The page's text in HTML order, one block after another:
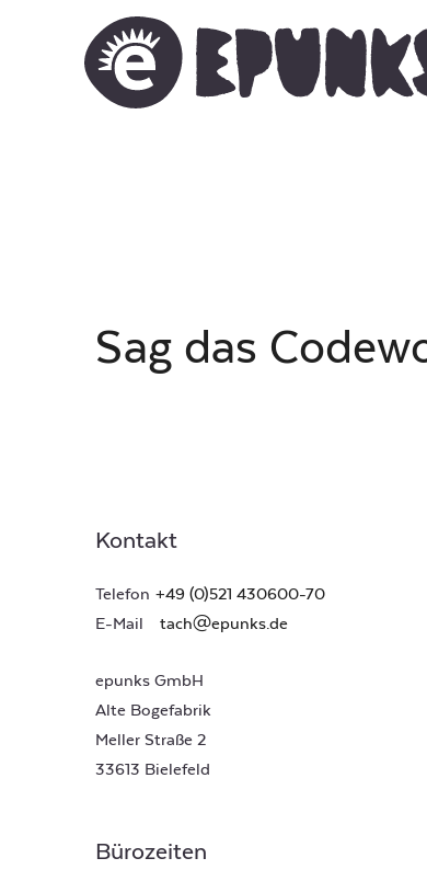
Sag das
Kontakt
Telefon +49 (0)521 430600-70
E-Mail
tach@epunks.de
epunks GmbH
Alte Bogefabrik
Meller Straße 2
33613 Bielefeld
Bürozeiten